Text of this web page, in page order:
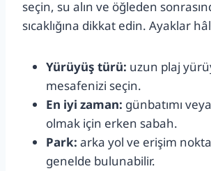
seçin, su alın ve öğleden
sıcaklığına dikkat edin. Ayaklar
Yürüyüş türü: uzun plaj
mesafenizi seçin.
En iyi zaman: günbatımı
olmak için erken sabah.
Park: arka yol ve erişim
genelde bulunabilir.